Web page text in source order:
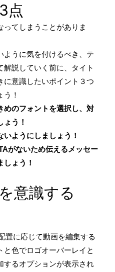
点
ってしまうことがありま
ように気を付けるべき、テ
解説していく前に、タイト
に意識したいポイント３つ
！
のフォントを選択し、対
う！
ようにしましょう！
がないため伝えるメッセー
ょう！
意識する
置に応じて動画を編集する
色でロゴオーバーレイと
するオプションが表示され